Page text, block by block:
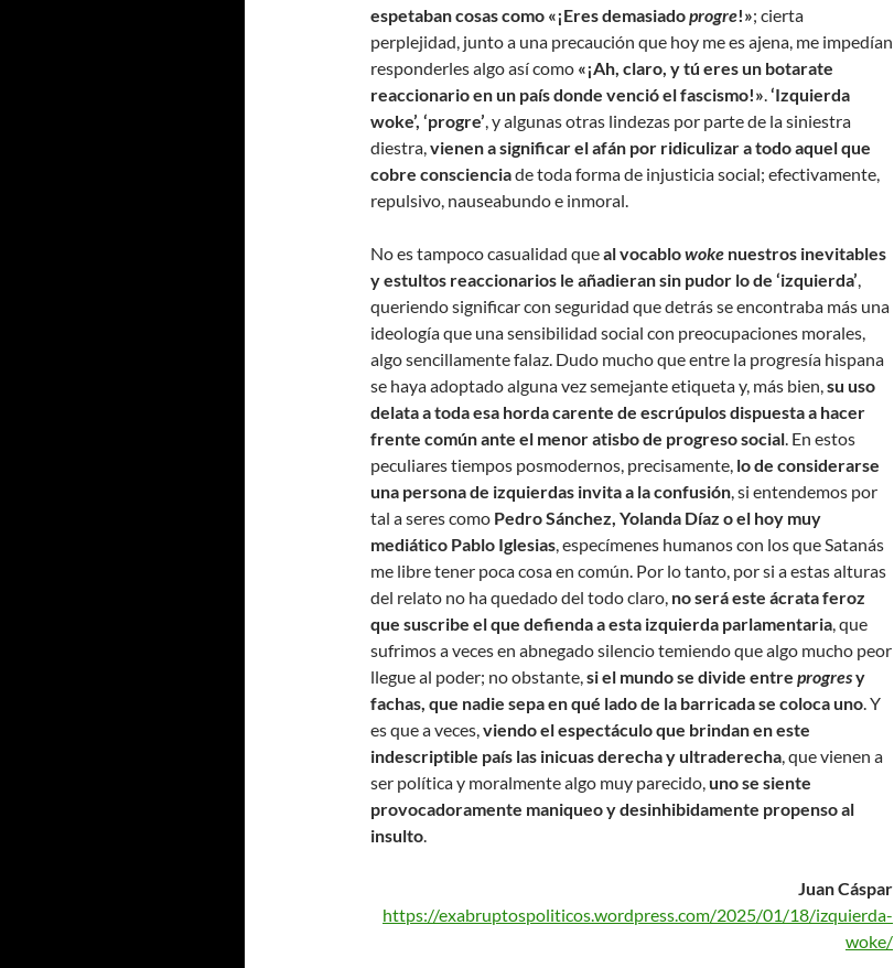
espetaban cosas como «¡Eres demasiadoprogre!»; cierta
perplejidad, junto a una precaución que hoy me es ajena, me impedían
responderles algo así como «¡Ah, claro, y tú eres un botarate
reaccionario en un país donde venció el fascismo!».‘Izquierda
woke’, ‘progre’, y algunas otras lindezas por parte de la siniestra
diestra,vienen a significar el afán por ridiculizar a todo aquel que
cobre conscienciade toda forma de injusticia social; efectivamente,
repulsivo, nauseabundo e inmoral.
No es tampoco casualidad queal vocablowoke nuestros inevitables
y estultos reaccionarios le añadieran sin pudor lo de ‘izquierda’,
queriendo significar con seguridad que detrás se encontraba más una
ideología que una sensibilidad social con preocupaciones morales,
algo sencillamente falaz. Dudo mucho que entre la progresía hispana
se haya adoptado alguna vez semejante etiqueta y, más bien,su uso
delata a toda esa horda carente de escrúpulos dispuesta a hacer
frente común ante el menor atisbo de progreso social. En estos
peculiares tiempos posmodernos, precisamente, lo de considerarse
una persona de izquierdas invita a la confusión, si entendemos por
tal a seres como Pedro Sánchez, Yolanda Díaz o el hoy muy
mediático Pablo Iglesias, especímenes humanos con los que Satanás
me libre tener poca cosa en común. Por lo tanto, por si a estas alturas
del relato no ha quedado del todo claro, no será este ácrata feroz
que suscribe el que defienda a esta izquierda parlamentaria, que
sufrimos a veces en abnegado silencio temiendo que algo mucho peor
llegue al poder; no obstante,si el mundo se divide entre progresy
fachas, que nadie sepa en qué lado de la barricada se coloca uno. Y
es que a veces,viendo el espectáculo que brindan en este
indescriptible país las inicuas derecha y ultraderecha, que vienen a
ser política y moralmente algo muy parecido,uno se siente
provocadoramente maniqueo y desinhibidamente propenso al
insulto.
Juan Cáspar
https://exabruptospoliticos.wordpress.com/2025/01/18/izquierda-
woke/